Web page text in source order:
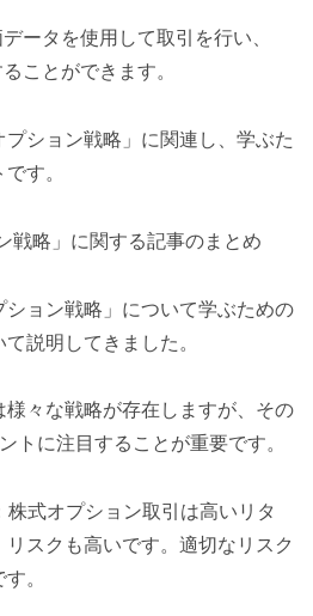
ータを使用して取引を行い、
ことができます。
プション戦略」に関連し、学ぶた
す。
戦略」に関する記事のまとめ
ョン戦略」について学ぶための
説明してきました。
々な戦略が存在しますが、その
トに注目することが重要です。
式オプション取引は高いリタ
スクも高いです。適切なリスク
。